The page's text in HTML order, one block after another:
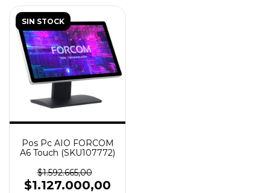
SIN STOCK
Pos Pc AIO FORCOM
A6 Touch (SKU107772)
$1.592.665,00
$1.127.000,00